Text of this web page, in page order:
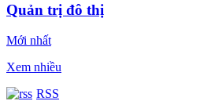
Quản trị đô thị
Mới nhất
Xem nhiều
RSS